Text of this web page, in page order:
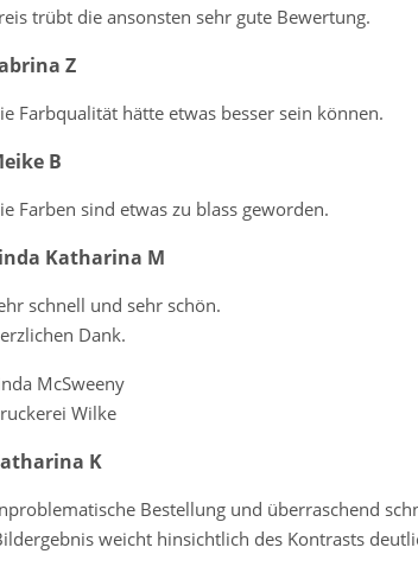
trübt die ansonsten sehr gute Bewertung.
Z
Farbqualität hätte etwas besser sein können.
B
Farben sind etwas zu blass geworden.
Katharina M
schnell und sehr schön.
Dank.
McSweeny
Wilke
K
Bestellung und überraschend
weicht hinsichtlich des Kontrasts